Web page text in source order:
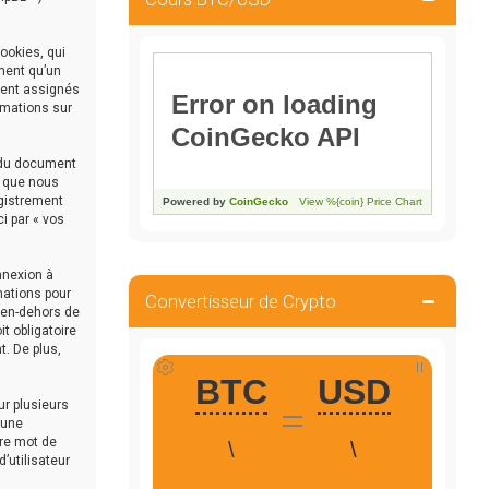
qui
qu’un
assignés
sur
document
nous
par « vos
à
pour
dehors de
obligatoire
De plus,
plusieurs
mot de
Convertisseur de Crypto